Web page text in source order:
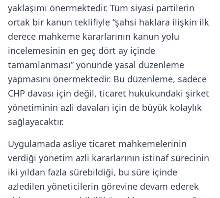
yaklaşımı önermektedir. Tüm siyasi partilerin
ortak bir kanun teklifiyle “şahsi haklara ilişkin ilk
derece mahkeme kararlarının kanun yolu
incelemesinin en geç dört ay içinde
tamamlanması” yönünde yasal düzenleme
yapmasını önermektedir. Bu düzenleme, sadece
CHP davası için değil, ticaret hukukundaki şirket
yönetiminin azli davaları için de büyük kolaylık
sağlayacaktır.
Uygulamada asliye ticaret mahkemelerinin
verdiği yönetim azli kararlarının istinaf sürecinin
iki yıldan fazla sürebildiği, bu süre içinde
azledilen yöneticilerin görevine devam ederek